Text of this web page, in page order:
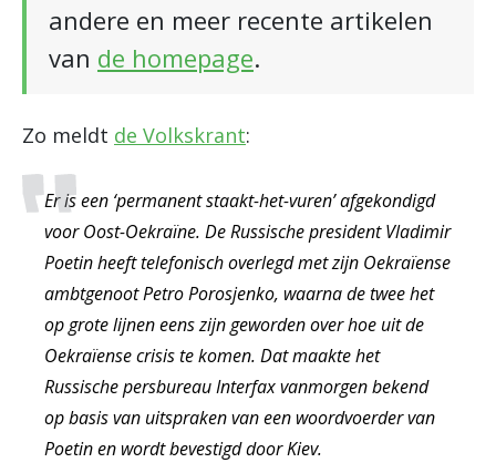
andere en meer recente artikelen
van de homepage.
Zo meldt de Volkskrant:
Er is een ‘permanent staakt-het-vuren’ afgekondigd
voor Oost-Oekraïne. De Russische president Vladimir
Poetin heeft telefonisch overlegd met zijn Oekraïense
ambtgenoot Petro Porosjenko, waarna de twee het
op grote lijnen eens zijn geworden over hoe uit de
Oekraïense crisis te komen. Dat maakte het
Russische persbureau Interfax vanmorgen bekend
op basis van uitspraken van een woordvoerder van
Poetin en wordt bevestigd door Kiev.